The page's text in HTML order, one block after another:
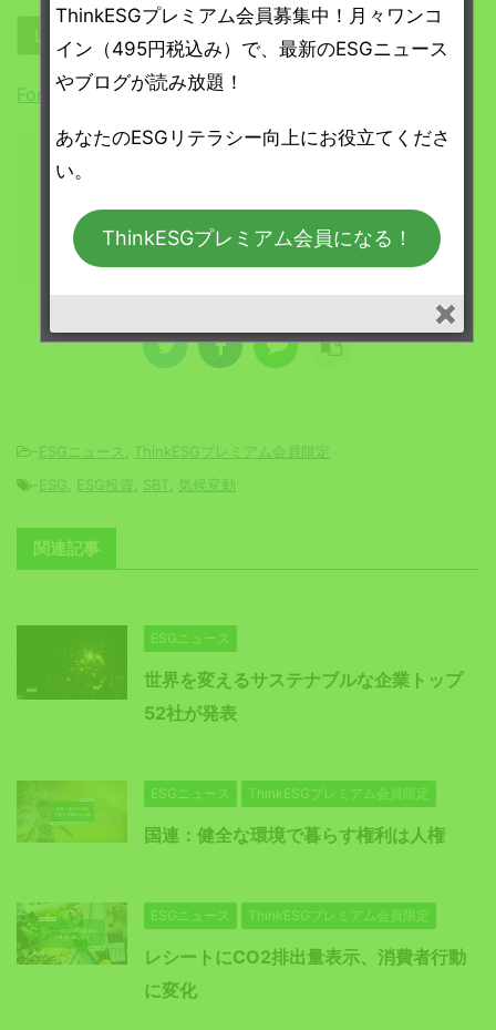
Forgot Password
プレミアム会員になる
-ESGニュース
ThinkESGプレミアム会員限定
ESG ESG投資 SBT 気候変動
関連記事
ESGニュース
世界を変えるサステナブルな企業トップ
52社が発表
ESGニュース ThinkESGプレミアム会員限定
国連：健全な環境で暮らす権利は人権
ESGニュース ThinkESGプレミアム会員限定
レシートにCO2排出量表示、消費者行動
に変化
ThinkESGプレミアム会員募集中！月々ワンコ
イン（495円税込み）で、最新のESGニュース
やブログが読み放題！
あなたのESGリテラシー向上にお役立てくださ
い。
ThinkESGプレミアム会員になる！